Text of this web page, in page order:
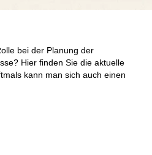
bei der Planung der
Hier finden Sie die aktuelle
kann man sich auch einen